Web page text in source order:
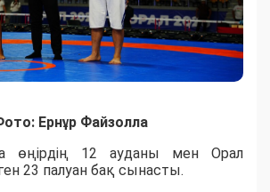
Ернұр Файзолла
өңірдің 12 ауданы мен Орал
23 палуан бақ сынасты.